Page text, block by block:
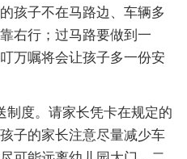
孩子不在马路边、车辆多
右行；过马路要做到一
万嘱将会让孩子多一份安
制度。请家长凭卡在规定的
子的家长注意尽量减少车